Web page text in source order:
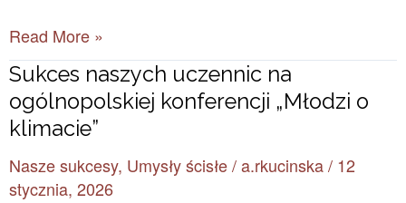
Read More »
Sukces naszych uczennic na
ogólnopolskiej konferencji „Młodzi o
klimacie”
Nasze sukcesy, Umysły ścisłe/a.rkucinska/ 12
stycznia, 2026
Sukces
naszych
uczennic
na
ogólnopolskiej
konferencji